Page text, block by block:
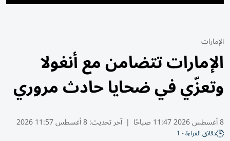
الإمارات
الإمارات تتضامن مع أنغولا
وتعزّي في ضحايا حادث مروري
8 أغسطس 2026 11:47 صباحًا | آخر تحديث:8 أغسطس 11:57 2026
دقائق القراءة - 1